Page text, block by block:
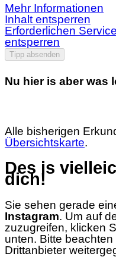
Mehr Informationen
Inhalt entsperren
Erforderlichen
entsperren
Tipp absenden
Nu hier is aber was
Alle bisherigen
Übersichtskarte.
Des is
dich!
Sie sehen gerade
Instagram. Um auf
zuzugreifen, klicken
unten. Bitte
Drittanbieter